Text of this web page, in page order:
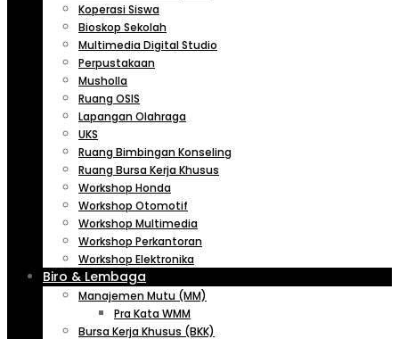
Koperasi Siswa
Bioskop Sekolah
Multimedia Digital Studio
Perpustakaan
Musholla
Ruang OSIS
Lapangan Olahraga
UKS
Ruang Bimbingan Konseling
Ruang Bursa Kerja Khusus
Workshop Honda
Workshop Otomotif
Workshop Multimedia
Workshop Perkantoran
Workshop Elektronika
Biro & Lembaga
Manajemen Mutu (MM)
Pra Kata WMM
Bursa Kerja Khusus (BKK)